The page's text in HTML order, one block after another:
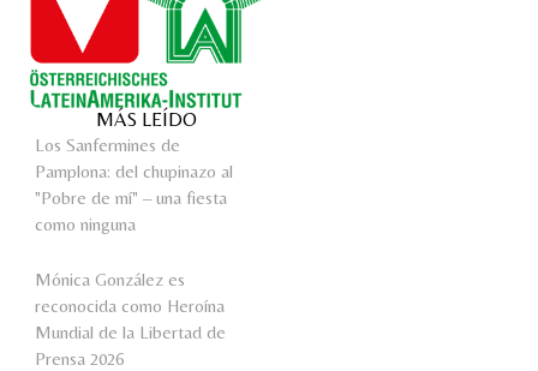
MÁS LEÍDO
Los Sanfermines de
Pamplona: del chupinazo al
"Pobre de mí" – una fiesta
como ninguna
Mónica González es
reconocida como Heroína
Mundial de la Libertad de
Prensa 2026